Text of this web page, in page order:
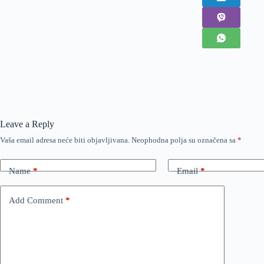
Leave a Reply
Vaša email adresa neće biti objavljivana. Neophodna polja su označena sa *
Name* Email*
Add Comment *